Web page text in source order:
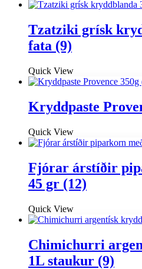
Tzatziki grísk
fata (9)
Quick View
Kryddpaste
Quick View
Fjórar árstíðir
45 gr (12)
Quick View
Chimichurri
1L staukur (9)